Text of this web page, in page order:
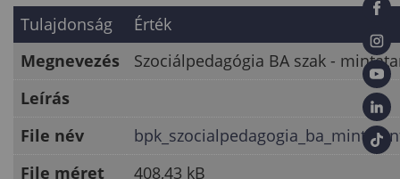
Tulajdonság
Érték
Megnevezés
Szociálpedagógia BA szak -
Leírás
File név
File méret
408,43 kB